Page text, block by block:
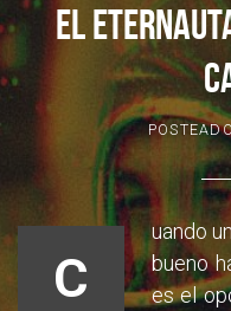
EL
C
uando
bueno
es el